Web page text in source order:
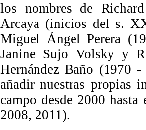
los nombres de
Arcaya (inicios del s.
Miguel Ángel Perera
Janine Sujo Volsky y
Hernández Baño (1970
añadir nuestras propias
campo desde 2000
2008, 2011).